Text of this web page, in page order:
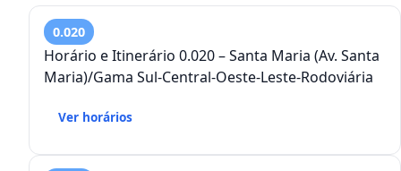
0.020
Horário e Itinerário 0.020 – Santa Maria (Av. Santa
Maria)/Gama Sul-Central-Oeste-Leste-Rodoviária
Ver horários